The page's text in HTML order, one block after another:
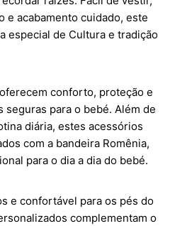
e acabamento cuidado, este
especial de Cultura e tradição
conforto, proteção e
para o bebé. Além de
diária, estes acessórios
com a bandeira Romênia,
para o dia a dia do bebé.
e confortável para os pés do
complementam o